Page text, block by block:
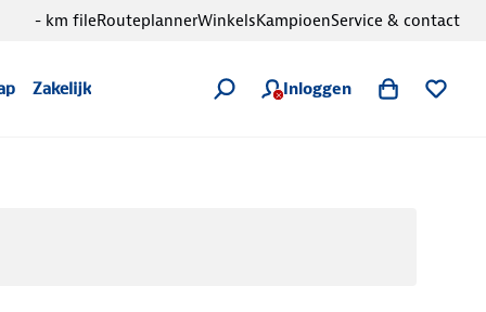
Zakelijk Inloggen
- km fileRouteplannerWinkelsKampioenService & contact